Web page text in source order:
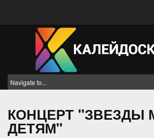
КОНЦЕРТ "ЗВЕЗДЫ
ДЕТЯМ"